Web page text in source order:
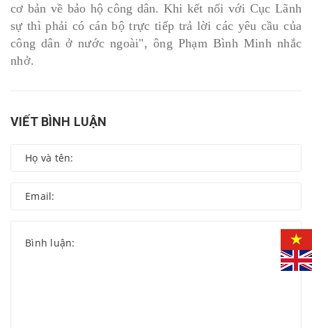
cơ bản về bảo hộ công dân. Khi kết nối với Cục Lãnh
sự thì phải có cán bộ trực tiếp trả lời các yêu cầu của
công dân ở nước ngoài", ông Phạm Bình Minh nhắc
nhở.
VIẾT BÌNH LUẬN